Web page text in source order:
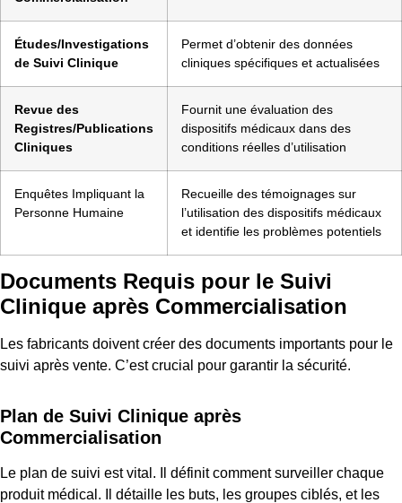
Études/Investigations
de Suivi Clinique
Permet d’obtenir des données
cliniques spécifiques et actualisées
Revue des
Registres/Publications
Cliniques
Fournit une évaluation des
dispositifs médicaux dans des
conditions réelles d’utilisation
Enquêtes Impliquant la
Personne Humaine
Recueille des témoignages sur
l’utilisation des dispositifs médicaux
et identifie les problèmes potentiels
Documents Requis pour le Suivi
Clinique après Commercialisation
Les fabricants doivent créer des documents importants pour le
suivi après vente. C’est crucial pour garantir la sécurité.
Plan de Suivi Clinique après
Commercialisation
Le plan de suivi est vital. Il définit comment surveiller chaque
produit médical. Il détaille les buts, les groupes ciblés, et les